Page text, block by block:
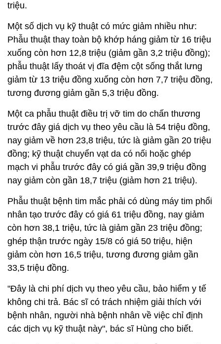
triệu.
Một số dịch vụ kỹ thuật có mức giảm nhiều như:
Phẫu thuật thay toàn bộ khớp háng giảm từ 16 triệu
xuống còn hơn 12,8 triệu (giảm gần 3,2 triệu đồng);
phẫu thuật lấy thoát vị đĩa đệm cột sống thắt lưng
giảm từ 13 triệu đồng xuống còn hơn 7,7 triệu đồng,
tương đương giảm gần 5,3 triệu đồng.
Một ca phẫu thuật điều trị vỡ tim do chấn thương
trước đây giá dịch vụ theo yêu cầu là 54 triệu đồng,
nay giảm về hơn 23,8 triệu, tức là giảm gần 20 triệu
đồng; kỹ thuật chuyển vạt da có nối hoặc ghép
mạch vi phẫu trước đây có giá gần 39,9 triệu đồng
nay giảm còn gần 18,7 triệu (giảm hơn 21 triệu).
Phẫu thuật bệnh tim mắc phải có dùng máy tim phổi
nhân tạo trước đây có giá 61 triệu đồng, nay giảm
còn hơn 38,1 triệu, tức là giảm gần 23 triệu đồng;
ghép thận trước ngày 15/8 có giá 50 triệu, hiện
giảm còn hơn 16,5 triệu, tương đương giảm gần
33,5 triệu đồng.
"Đây là chi phí dịch vụ theo yêu cầu, bảo hiểm y tế
không chi trả. Bác sĩ có trách nhiệm giải thích với
bệnh nhân, người nhà bệnh nhân về việc chỉ định
các dịch vụ kỹ thuật này", bác sĩ Hùng cho biết.